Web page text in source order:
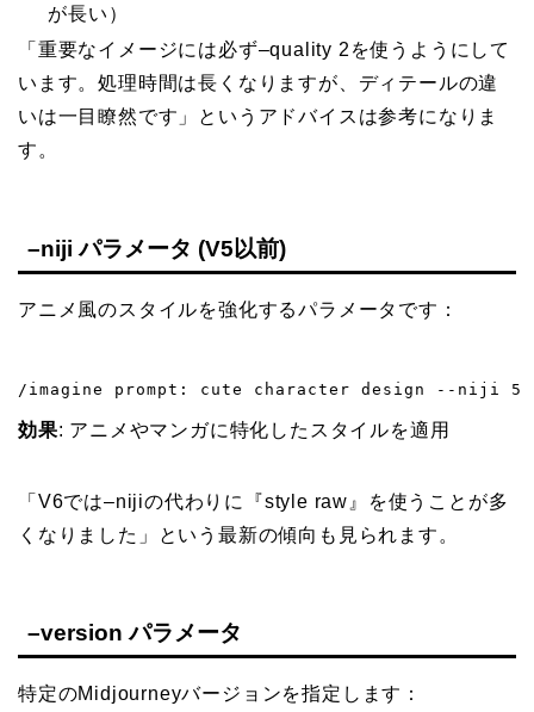
が長い）
「重要なイメージには必ず–quality 2を使うようにして
います。処理時間は長くなりますが、ディテールの違
いは一目瞭然です」というアドバイスは参考になりま
す。
–niji パラメータ (V5以前)
アニメ風のスタイルを強化するパラメータです：
/imagine prompt: cute character design --niji 5
効果: アニメやマンガに特化したスタイルを適用
「V6では–nijiの代わりに『style raw』を使うことが多
くなりました」という最新の傾向も見られます。
–version パラメータ
特定のMidjourneyバージョンを指定します：